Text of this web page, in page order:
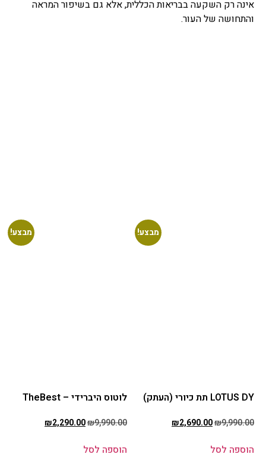
אינה רק השקעה בבריאות הכללית, אלא גם בשיפור המראה
והתחושה של העור.
מבצע!
LOTUS DY תת כיורי (העתק)
₪9,990.00
₪2,690.00
הוספה לסל
מבצע!
לוטוס היברידי – TheBest
₪9,990.00
₪2,290.00
הוספה לסל